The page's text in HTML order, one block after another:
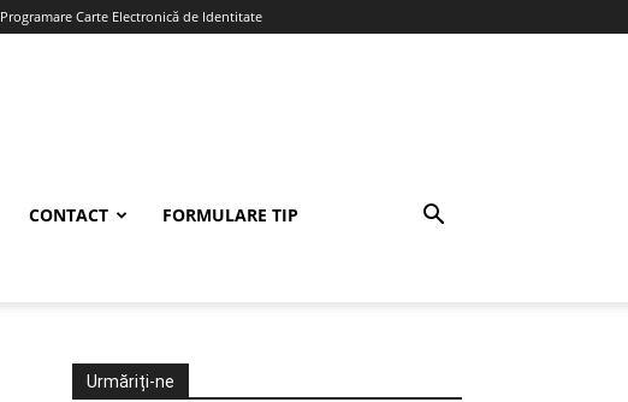
Programare Carte Electronică de Identitate
CONTACT FORMULARE TIP
Urmăriți-ne